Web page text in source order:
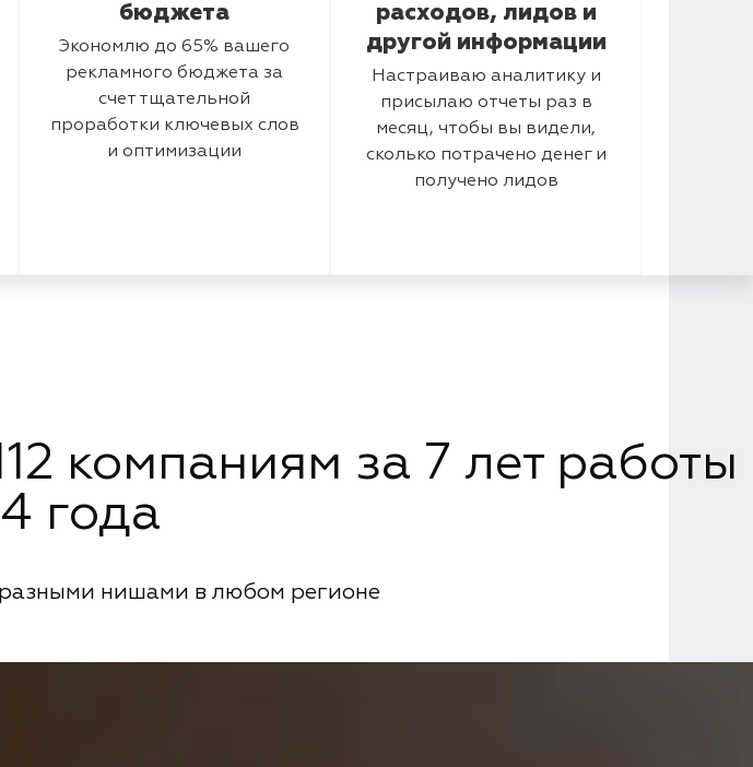
бюджета
Экономлю до 65% вашего
рекламного бюджета за
счет тщательной
проработки ключевых слов
и оптимизации
расходов, лидов и
другой информации
Настраиваю аналитику и
присылаю отчеты раз в
месяц, чтобы вы видели,
сколько потрачено денег и
получено лидов
компаниям за 7 лет работы
года
нишами в любом регионе